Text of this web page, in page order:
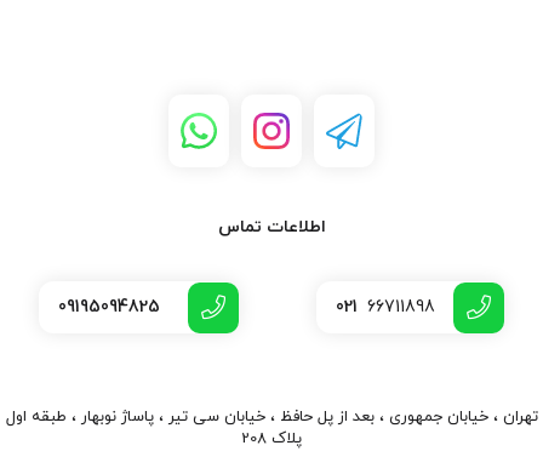
اطلاعات تماس
021 66711898
09195094825
تهران ، خیابان جمهوری ، بعد از پل حافظ ، خیابان سی تیر ، پاساژ نوبهار ، طبقه اول
پلاک 208